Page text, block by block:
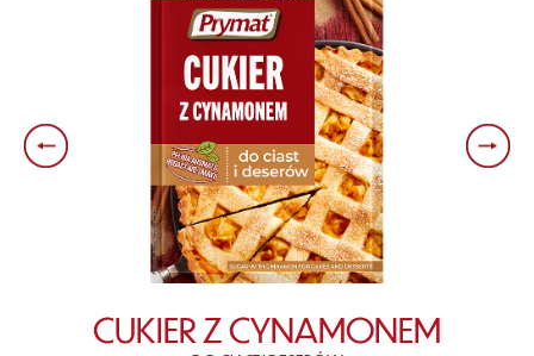
CUKIER Z CYNAMONEM